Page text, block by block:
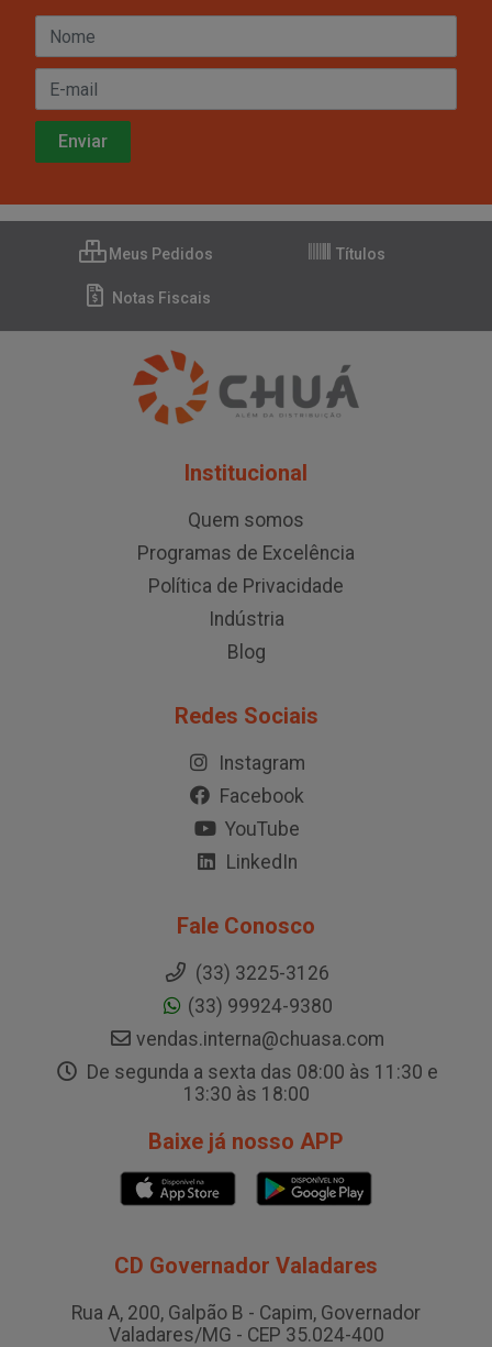
Meus Pedidos Títulos
Notas Fiscais
Institucional
Quem somos
Programas de Excelência
Política de Privacidade
Indústria
Blog
Redes Sociais
Instagram
Facebook
YouTube
LinkedIn
Fale Conosco
(33) 3225-3126
(33) 99924-9380
vendas.interna@chuasa.com
De segunda a sexta das 08:00 às 11:30 e
13:30 às 18:00
Baixe já nosso APP
CD Governador Valadares
Rua A, 200, Galpão B - Capim, Governador
Valadares/MG - CEP 35.024-400